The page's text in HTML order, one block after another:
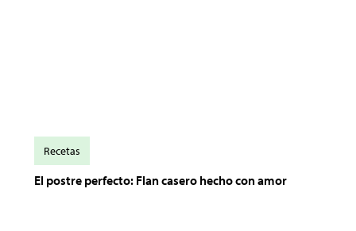
El postre perfecto: Flan casero hecho con amor
Recetas